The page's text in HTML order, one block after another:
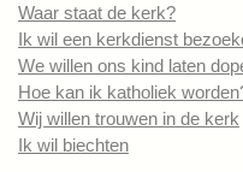
Waar staat de kerk?
Ik wil een kerkdienst
We willen ons kind laten
Hoe kan ik katholiek
Wij willen trouwen in de kerk
Ik wil biechten